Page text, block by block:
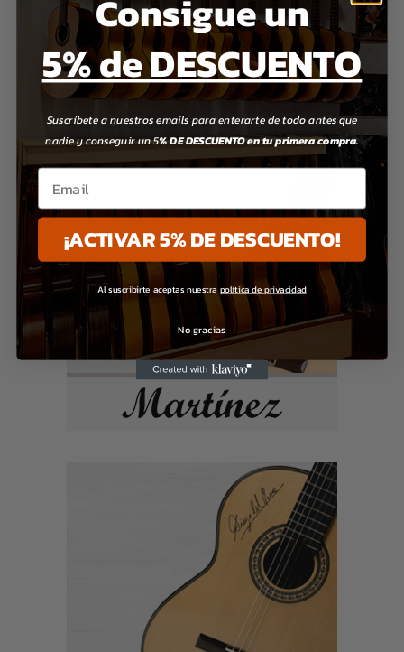
Consigue un
5% de DESCUENTO
Suscríbete a nuestros emails para enterarte de todo antes que
nadie y conseguir un 5% DE DESCUENTO en tu primera compra.
Email
¡ACTIVAR 5% DE DESCUENTO!
Al suscribirte aceptas nuestrapolítica de privacidad
No gracias